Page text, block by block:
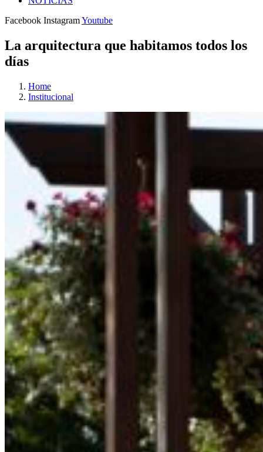
Facebook InstagramYoutube
La arquitectura que habitamos todos los
días
Home
Institucional